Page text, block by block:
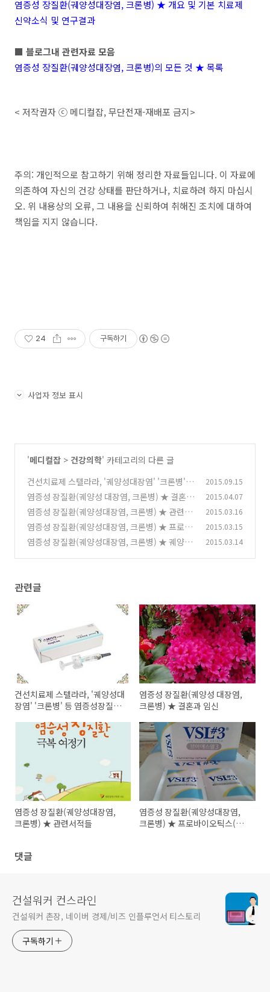
염증성 장질환(궤양성대장염, 크론병) ★ 개요 및 기본 치료제
신약소식 및 연구결과
■ 블로그내 관련자료 모음
염증성 장질환(궤양성대장염, 크론병)의 모든 것 ★ 목록
< 저작권자 ⓒ 메디컬잡, 무단전재-재배포 금지>
주의: 개인적으로 참고하기 위해 정리한 자료들입니다. 이 자료에
의존하여 자신의 건강 상태를 판단하거나, 치료하려 하지 마십시
오. 위 내용상의 오류, 그 내용을 신뢰하여 취해진 조치에 대하여
책임을 지지 않습니다.
24 구독하기
사업자 정보 표시
'메디컬잡 > 건강의학' 카테고리의 다른 글
건선치료제 스텔라라, '궤양성대장염' '크론병'
등 염증성장질환 임상3상 (0)
2015.09.15
염증성 장질환(궤양성 대장염, 크론병) ★ 결혼과
임신
(0)
2015.04.07
염증성 장질환(궤양성대장염, 크론병) ★ 관련서
적들
(0)
2015.03.16
염증성 장질환(궤양성대장염, 크론병) ★ 프로바
이오틱스(유산균, 유익균) 관련기사
(0)
2015.03.15
염증성 장질환(궤양성대장염, 크론병) ★ 궤양성
2015.03.14
관련글
건선치료제 스텔라라, '궤양성대
장염' '크론병' 등 염증성장질환
염증성 장질환(궤양성 대장염,
크론병) ★ 결혼과 임신
염증성 장질환(궤양성대장염,
크론병) ★ 관련서적들
염증성 장질환(궤양성대장염,
크론병) ★ 프로바이오틱스(유
댓글
건설워커 컨스라인
건설워커 촌장, 네이버 경제/비즈 인플루언서 티스토리
구독하기